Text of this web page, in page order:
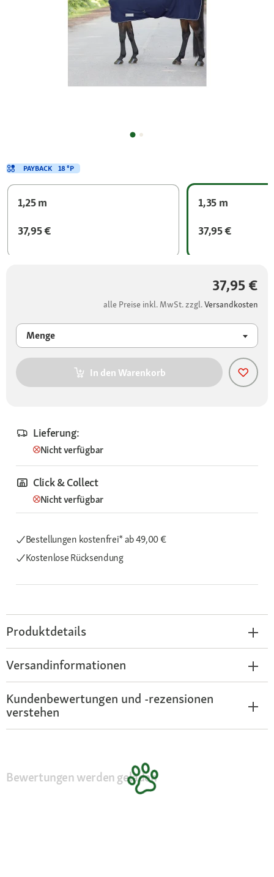
1,25 m
37,95 €
1,35 m
37,95 €
37,95 €
alle Preise inkl. MwSt. zzgl.Versandkosten
Menge
In den Warenkorb
Lieferung:
Nicht verfügbar
Click & Collect
Nicht verfügbar
Bestellungen kostenfrei*ab 49,00 €
Kostenlose Rücksendung
PAYBACK 18 °P
Produktdetails
Versandinformationen
Kundenbewertungen und -rezensionen
verstehen
Bewertungen werden geladen